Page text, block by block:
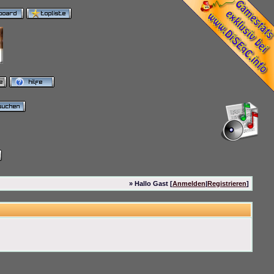
» Hallo Gast [Anmelden|Registrieren]